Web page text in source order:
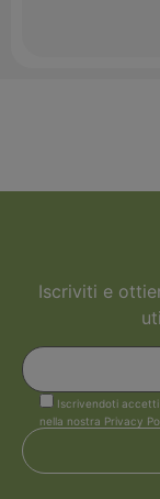
Iscriviti e
Iscrivendoti
nella nostra Privacy